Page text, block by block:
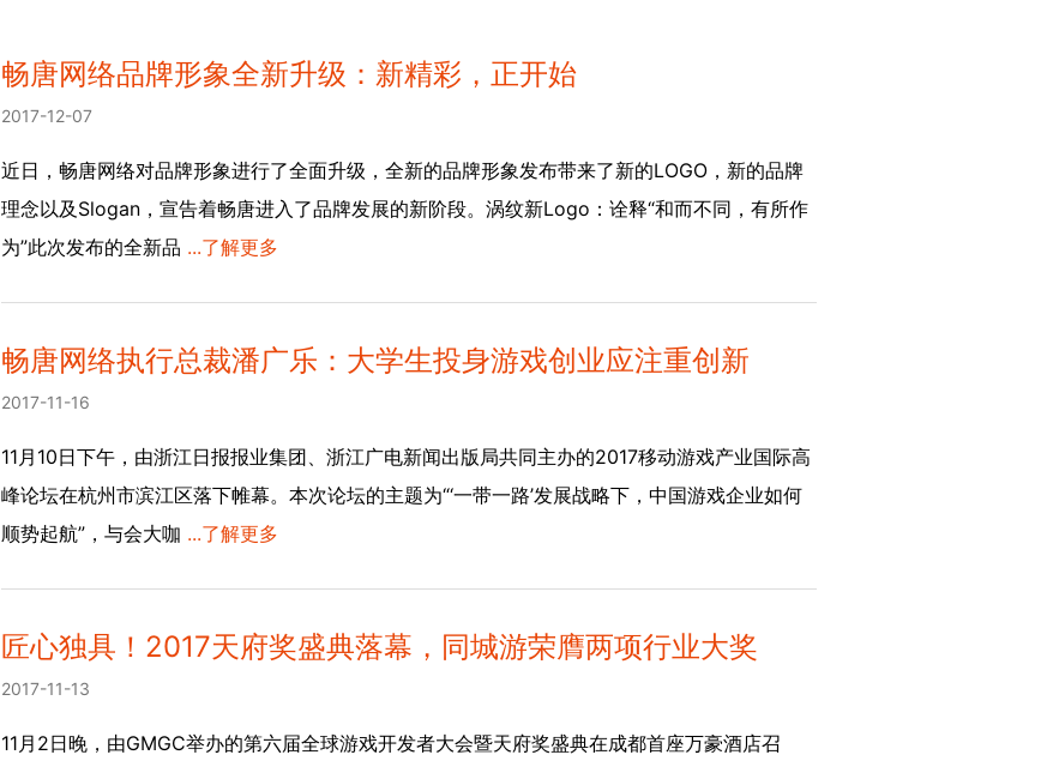
畅唐网络品牌形象全新升级：新精彩，正开始
2017-12-07
近日，畅唐网络对品牌形象进行了全面升级，全新的品牌形象发布带来了新的LOGO，新的品牌
理念以及Slogan，宣告着畅唐进入了品牌发展的新阶段。涡纹新Logo：诠释“和而不同，有所作
为”此次发布的全新品 ...了解更多
畅唐网络执行总裁潘广乐：大学生投身游戏创业应注重创新
2017-11-16
11月10日下午，由浙江日报报业集团、浙江广电新闻出版局共同主办的2017移动游戏产业国际高
峰论坛在杭州市滨江区落下帷幕。本次论坛的主题为“‘一带一路’发展战略下，中国游戏企业如何
顺势起航”，与会大咖 ...了解更多
匠心独具！2017天府奖盛典落幕，同城游荣膺两项行业大奖
2017-11-13
11月2日晚，由GMGC举办的第六届全球游戏开发者大会暨天府奖盛典在成都首座万豪酒店召